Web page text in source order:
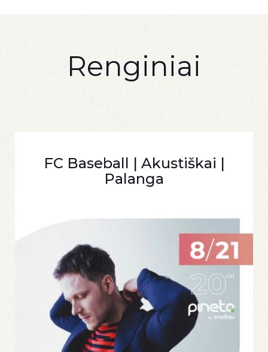
Renginiai
FC Baseball | Akustiškai |
Palanga